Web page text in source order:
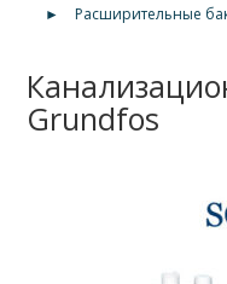
►
Расширительные
Grundfos